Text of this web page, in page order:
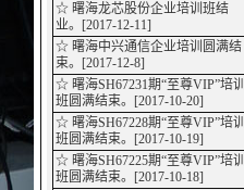
☆ 曙海龙芯股份企业培训班结
业。[2017-12-11]
☆ 曙海中兴通信企业培训圆满结
束。[2017-12-8]
☆ 曙海SH67231期“至尊VIP”培训
班圆满结束。[2017-10-20]
☆ 曙海SH67228期“至尊VIP”培训
班圆满结束。[2017-10-19]
☆ 曙海SH67225期“至尊VIP”培训
班圆满结束。[2017-10-18]